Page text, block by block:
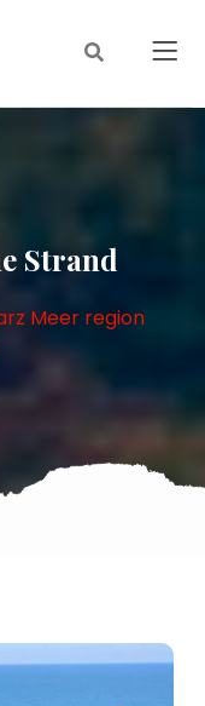
Strand
Meer region